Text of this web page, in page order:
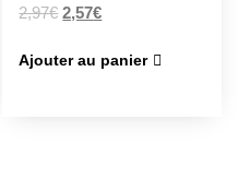
2,97€ 2,57€
Ajouter au panier